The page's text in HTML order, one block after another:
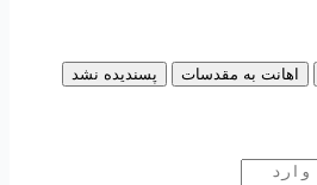
اهانت به مقدسات پسندیده نشد